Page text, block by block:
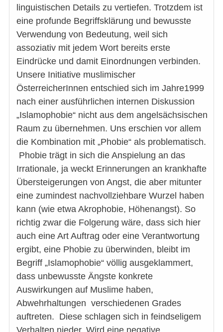
linguistischen Details zu vertiefen. Trotzdem ist
eine profunde Begriffsklärung und bewusste
Verwendung von Bedeutung, weil sich
assoziativ mit jedem Wort bereits erste
Eindrücke und damit Einordnungen verbinden.
Unsere Initiative muslimischer
ÖsterreicherInnen entschied sich im Jahre1999
nach einer ausführlichen internen Diskussion
„Islamophobie“ nicht aus dem angelsächsischen
Raum zu übernehmen. Uns erschien vor allem
die Kombination mit „Phobie“ als problematisch.
Phobie trägt in sich die Anspielung an das
Irrationale, ja weckt Erinnerungen an krankhafte
Übersteigerungen von Angst, die aber mitunter
eine zumindest nachvollziehbare Wurzel haben
kann (wie etwa Akrophobie, Höhenangst). So
richtig zwar die Folgerung wäre, dass sich hier
auch eine Art Auftrag oder eine Verantwortung
ergibt, eine Phobie zu überwinden, bleibt im
Begriff „Islamophobie“ völlig ausgeklammert,
dass unbewusste Ängste konkrete
Auswirkungen auf Muslime haben,
Abwehrhaltungen verschiedenen Grades
auftreten. Diese schlagen sich in feindseligem